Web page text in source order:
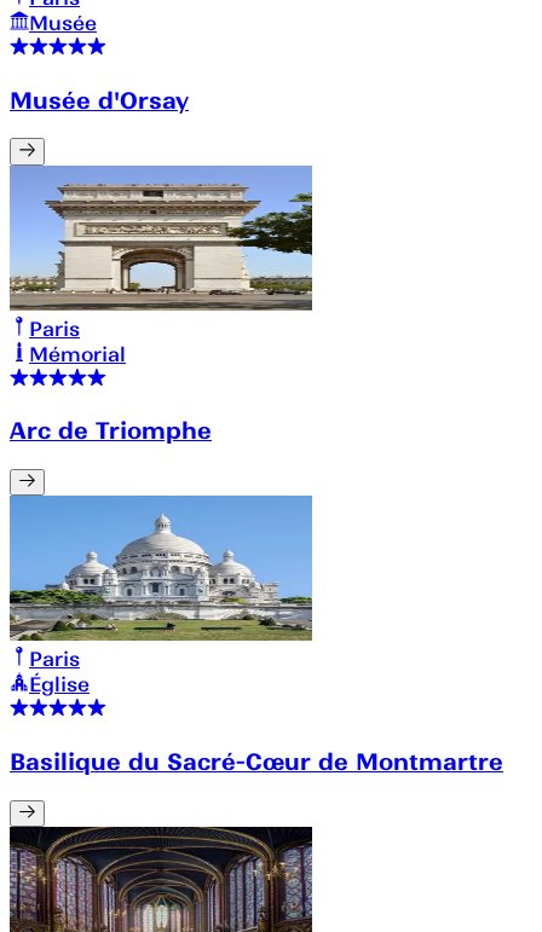
Musée
Musée d'Orsay
Paris
Mémorial
Arc de Triomphe
Paris
Église
Basilique du Sacré-Cœur de Montmartre